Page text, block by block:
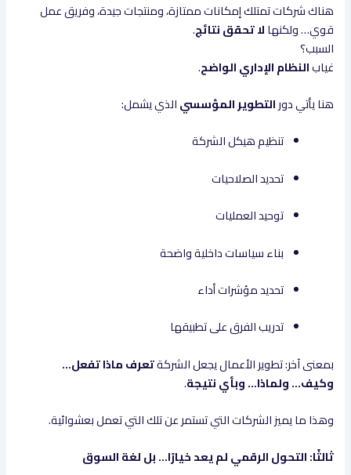
هناك شركات تمتلك إمكانات ممتازة، ومنتجات جيدة، وفريق عمل
قوي… ولكنهالا تحقق نتائج.
السبب؟
غيابالنظام الإداري الواضح.
هنا يأتي دورالتطوير المؤسسيالذي يشمل:
تنظيم هيكل الشركة
تحديد الصلاحيات
توحيد العمليات
بناء سياسات داخلية واضحة
تحديد مؤشرات أداء
تدريب الفرق على تطبيقها
بمعنى آخر: تطوير الأعمال يجعل الشركةتعرف ماذا تفعل…
وكيف… ولماذا… وبأي نتيجة.
وهذا ما يميز الشركات التي تستمر عن تلك التي تعمل بعشوائية.
ثالثًا: التحول الرقمي لم يعد خيارًا… بل لغة السوق